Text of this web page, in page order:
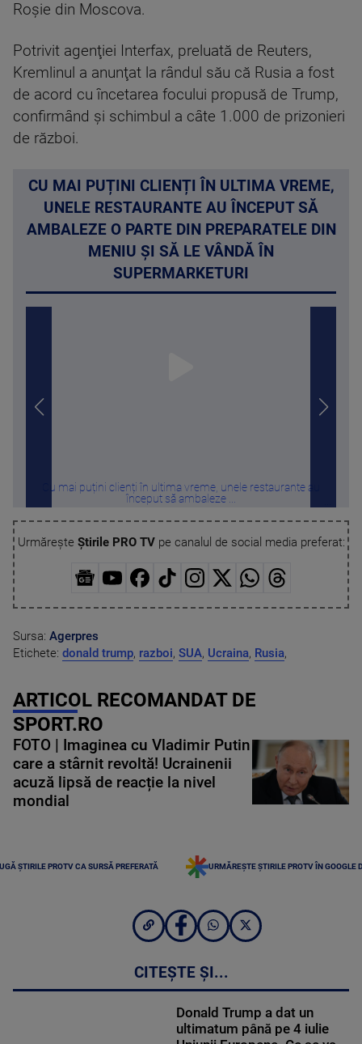
Roşie din Moscova.
Potrivit agenţiei Interfax, preluată de Reuters,
Kremlinul a anunţat la rândul său că Rusia a fost
de acord cu încetarea focului propusă de Trump,
confirmând şi schimbul a câte 1.000 de prizonieri
de război.
CU MAI PUȚINI CLIENȚI ÎN ULTIMA VREME,
UNELE RESTAURANTE AU ÎNCEPUT SĂ
AMBALEZE O PARTE DIN PREPARATELE DIN
MENIU ȘI SĂ LE VÂNDĂ ÎN
SUPERMARKETURI
Cu mai puțini clienți în ultima vreme, unele restaurante au
început să ambaleze ...
Urmărește Știrile PRO TVpe canalul de social media preferat:
Sursa: Agerpres
Etichete: donald trump, razboi, SUA, Ucraina, Rusia,
ARTICOL RECOMANDAT DE
SPORT.RO
FOTO | Imaginea cu Vladimir Putin
care a stârnit revoltă! Ucrainenii
acuză lipsă de reacție la nivel
mondial
ȘTIRILE PROTV CA SURSĂ PREFERATĂ URMĂREȘTE ȘTIRILE PROTV ÎN GOOGLE
CITEȘTE ȘI...
Donald Trump a dat un
ultimatum până pe 4 iulie